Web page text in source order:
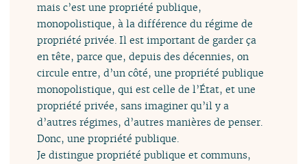
mais c’est une propriété publique,
monopolistique, à la différence du régime de
propriété privée. Il est important de garder ça
en tête, parce que, depuis des décennies, on
circule entre, d’un côté, une propriété publique
monopolistique, qui est celle de l’État, et une
propriété privée, sans imaginer qu’il y a
d’autres régimes, d’autres manières de penser.
Donc, une propriété publique.
Je distingue propriété publique et communs,